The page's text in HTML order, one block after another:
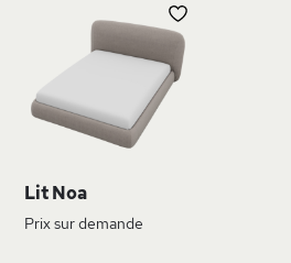
Lit Noa
Prix sur demande